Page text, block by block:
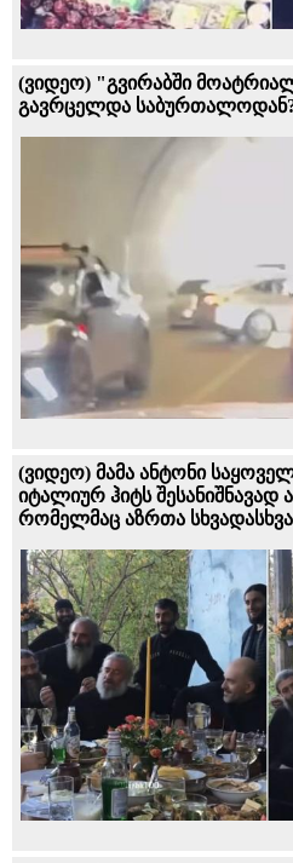
(ვიდეო) "გვირაბში
გავრცელდა
(ვიდეო) მამა ანტონი
იტალიურ ჰიტს შესანიშნავად
რომელმაც აზრთა